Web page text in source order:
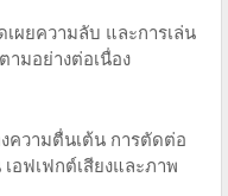
เผยความลับ และการเล่น
มอย่างต่อเนื่อง
ความตื่นเต้น การตัดต่อ
เอฟเฟกต์เสียงและภาพ